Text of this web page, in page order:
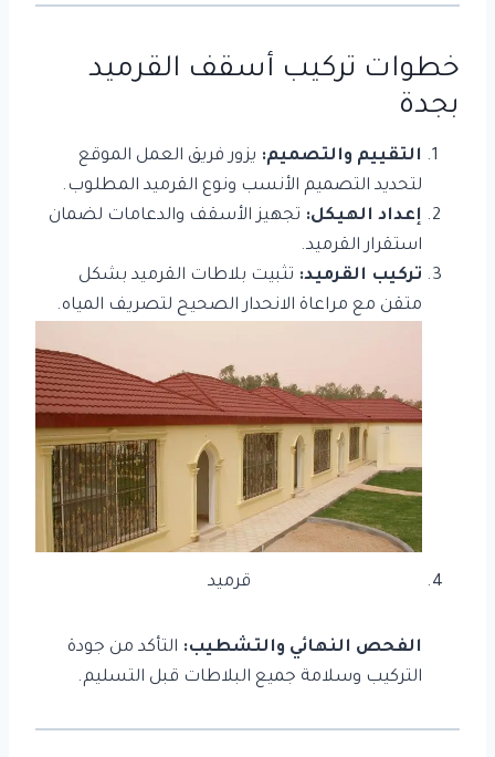
خطوات تركيب أسقف القرميد
بجدة
التقييم والتصميم: يزور فريق العمل الموقع
لتحديد التصميم الأنسب ونوع القرميد المطلوب.
إعداد الهيكل: تجهيز الأسقف والدعامات لضمان
استقرار القرميد.
تركيب القرميد: تثبيت بلاطات القرميد بشكل
متقن مع مراعاة الانحدار الصحيح لتصريف المياه.
قرميد
الفحص النهائي والتشطيب: التأكد من جودة
التركيب وسلامة جميع البلاطات قبل التسليم.